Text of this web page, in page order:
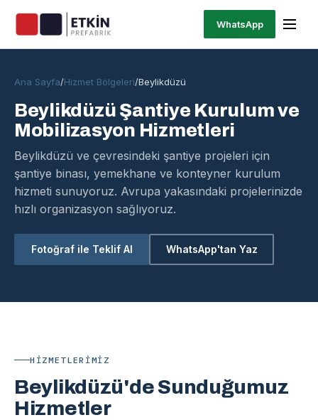
WhatsApp
Ana Sayfa/Hizmet Bölgeleri/Beylikdüzü
Beylikdüzü Şantiye Kurulum ve
Mobilizasyon Hizmetleri
Beylikdüzü ve çevresindeki şantiye projeleri için
şantiye binası, yemekhane ve konteyner kurulum
hizmeti sunuyoruz. Avrupa yakasındaki projelerinizde
hızlı organizasyon sağlıyoruz.
Fotoğraf ile Teklif Al WhatsApp'tan Yaz
HIZMETLERIMIZ
Beylikdüzü'de Sunduğumuz
Hizmetler